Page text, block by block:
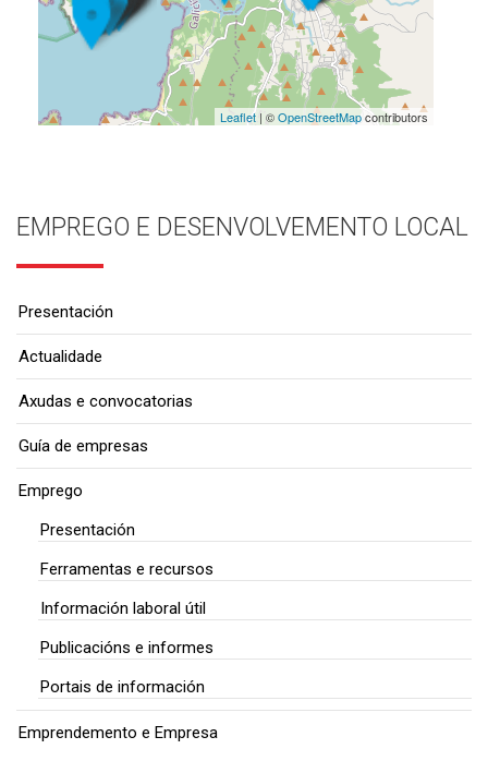
Leaflet| ©OpenStreetMapcontributors
EMPREGO E DESENVOLVEMENTO LOCAL
Presentación
Actualidade
Axudas e convocatorias
Guía de empresas
Emprego
Presentación
Ferramentas e recursos
Información laboral útil
Publicacións e informes
Portais de información
Emprendemento e Empresa